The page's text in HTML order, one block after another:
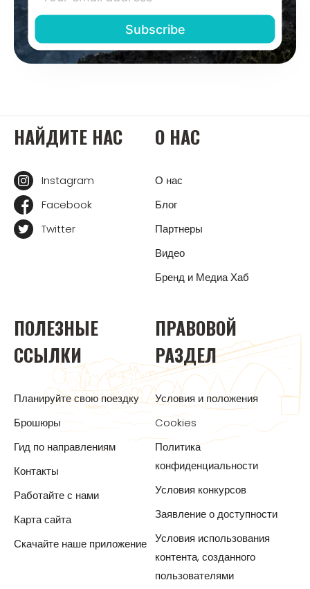
НАЙДИТЕ НАС
Instagram
Facebook
Twitter
О НАС
О нас
Блог
Партнеры
Видео
Бренд и Медиа Хаб
ПОЛЕЗНЫЕ
ССЫЛКИ
Планируйте свою поездку
Брошюры
Гид по направлениям
Контакты
Работайте с нами
Карта сайта
Скачайте наше приложение
ПРАВОВОЙ
РАЗДЕЛ
Условия и положения
Cookies
Политика
конфиденциальности
Условия конкурсов
Заявление о доступности
Условия использования
контента, созданного
пользователями